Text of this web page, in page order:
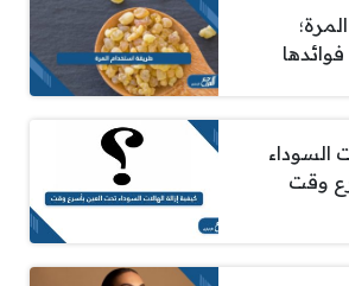
السوداء
وقت